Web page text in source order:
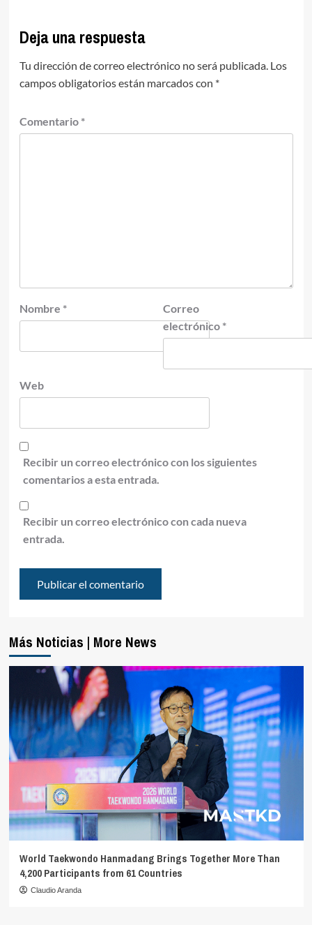
Deja una respuesta
Tu dirección de correo electrónico no será publicada. Los
campos obligatorios están marcados con *
Comentario *
Nombre *
Correo
electrónico *
Web
Recibir un correo electrónico con los siguientes
comentarios a esta entrada.
Recibir un correo electrónico con cada nueva
entrada.
Más Noticias | More News
World Taekwondo Hanmadang Brings Together More Than
4,200 Participants from 61 Countries
Claudio Aranda